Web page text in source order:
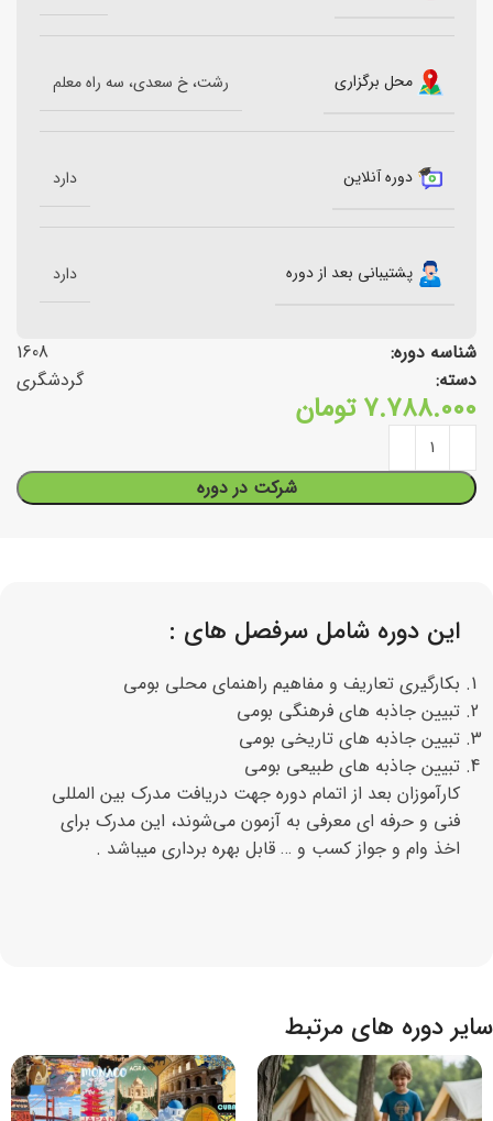
محل برگزاری رشت، خ سعدی، سه راه معلم
دوره آنلاین دارد
پشتیبانی بعد از دوره دارد
شناسه دوره:
1608
دسته:
گردشگری
7.788.000 تومان
شرکت در دوره
این دوره شامل سرفصل های :
بكارگيری تعاریف و مفاهيم راهنمای محلی بومی
تبيين جاذبه های فرهنگی بومی
تبيين جاذبه های تاریخی بومی
تبيين جاذبه های طبيعی بومی
کارآموزان بعد از اتمام دوره جهت دریافت مدرک بین المللی
فنی و حرفه ای معرفی به آزمون می‌شوند، این مدرک برای
اخذ وام و جواز کسب و … قابل بهره برداری میباشد .
سایر دوره های مرتبط